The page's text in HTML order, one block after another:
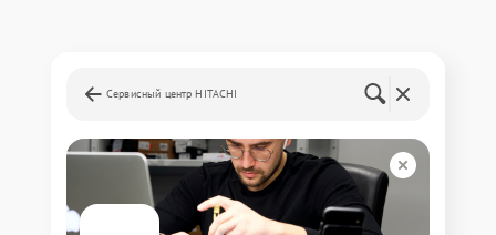
Сервисный центр HITACHI